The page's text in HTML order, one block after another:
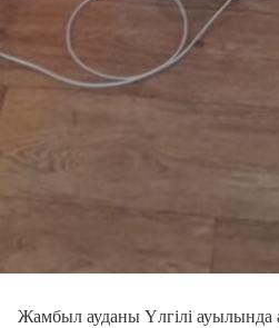
Жамбыл ауданы Үлгілі